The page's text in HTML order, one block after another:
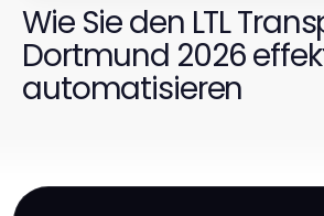
Wie Sie den LTL
Dortmund 2026
automatisieren